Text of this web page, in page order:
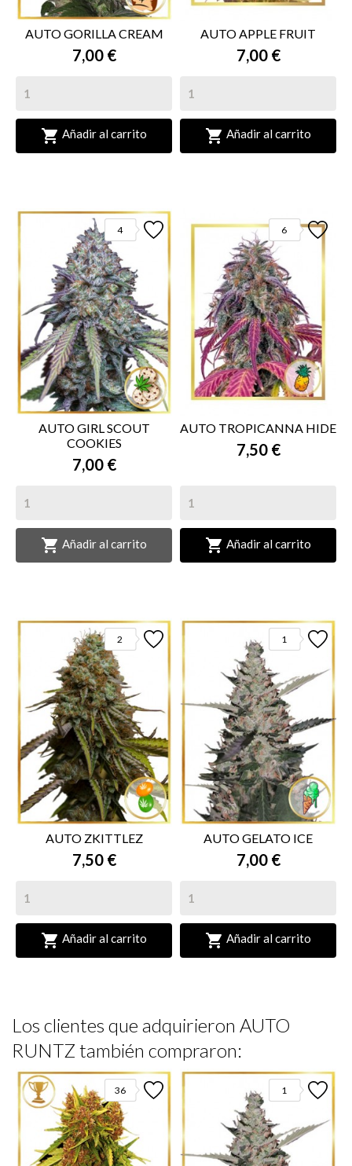
AUTO GORILLA CREAM
7,00 €
 Añadir al carrito
AUTO APPLE FRUIT
7,00 €
 Añadir al carrito
4
AUTO GIRL SCOUT
COOKIES
7,00 €
 Añadir al carrito
6
AUTO TROPICANNA HIDE
7,50 €
 Añadir al carrito
2
AUTO ZKITTLEZ
7,50 €
 Añadir al carrito
1
AUTO GELATO ICE
7,00 €
 Añadir al carrito
Los clientes que adquirieron AUTO
RUNTZ también compraron:
36 1